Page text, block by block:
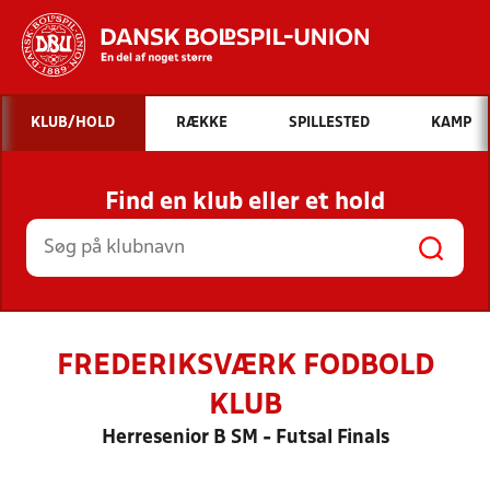
Hvad vil du søge efter?
INDHOLD OG NYHEDER
STILLINGER, RESULTATER, KLUBBER OG
HOLD
KLUB/HOLD RÆKKE SPILLESTED KAMP
Find en klub eller et hold
FREDERIKSVÆRK FODBOLD
KLUB
Herresenior B SM - Futsal Finals